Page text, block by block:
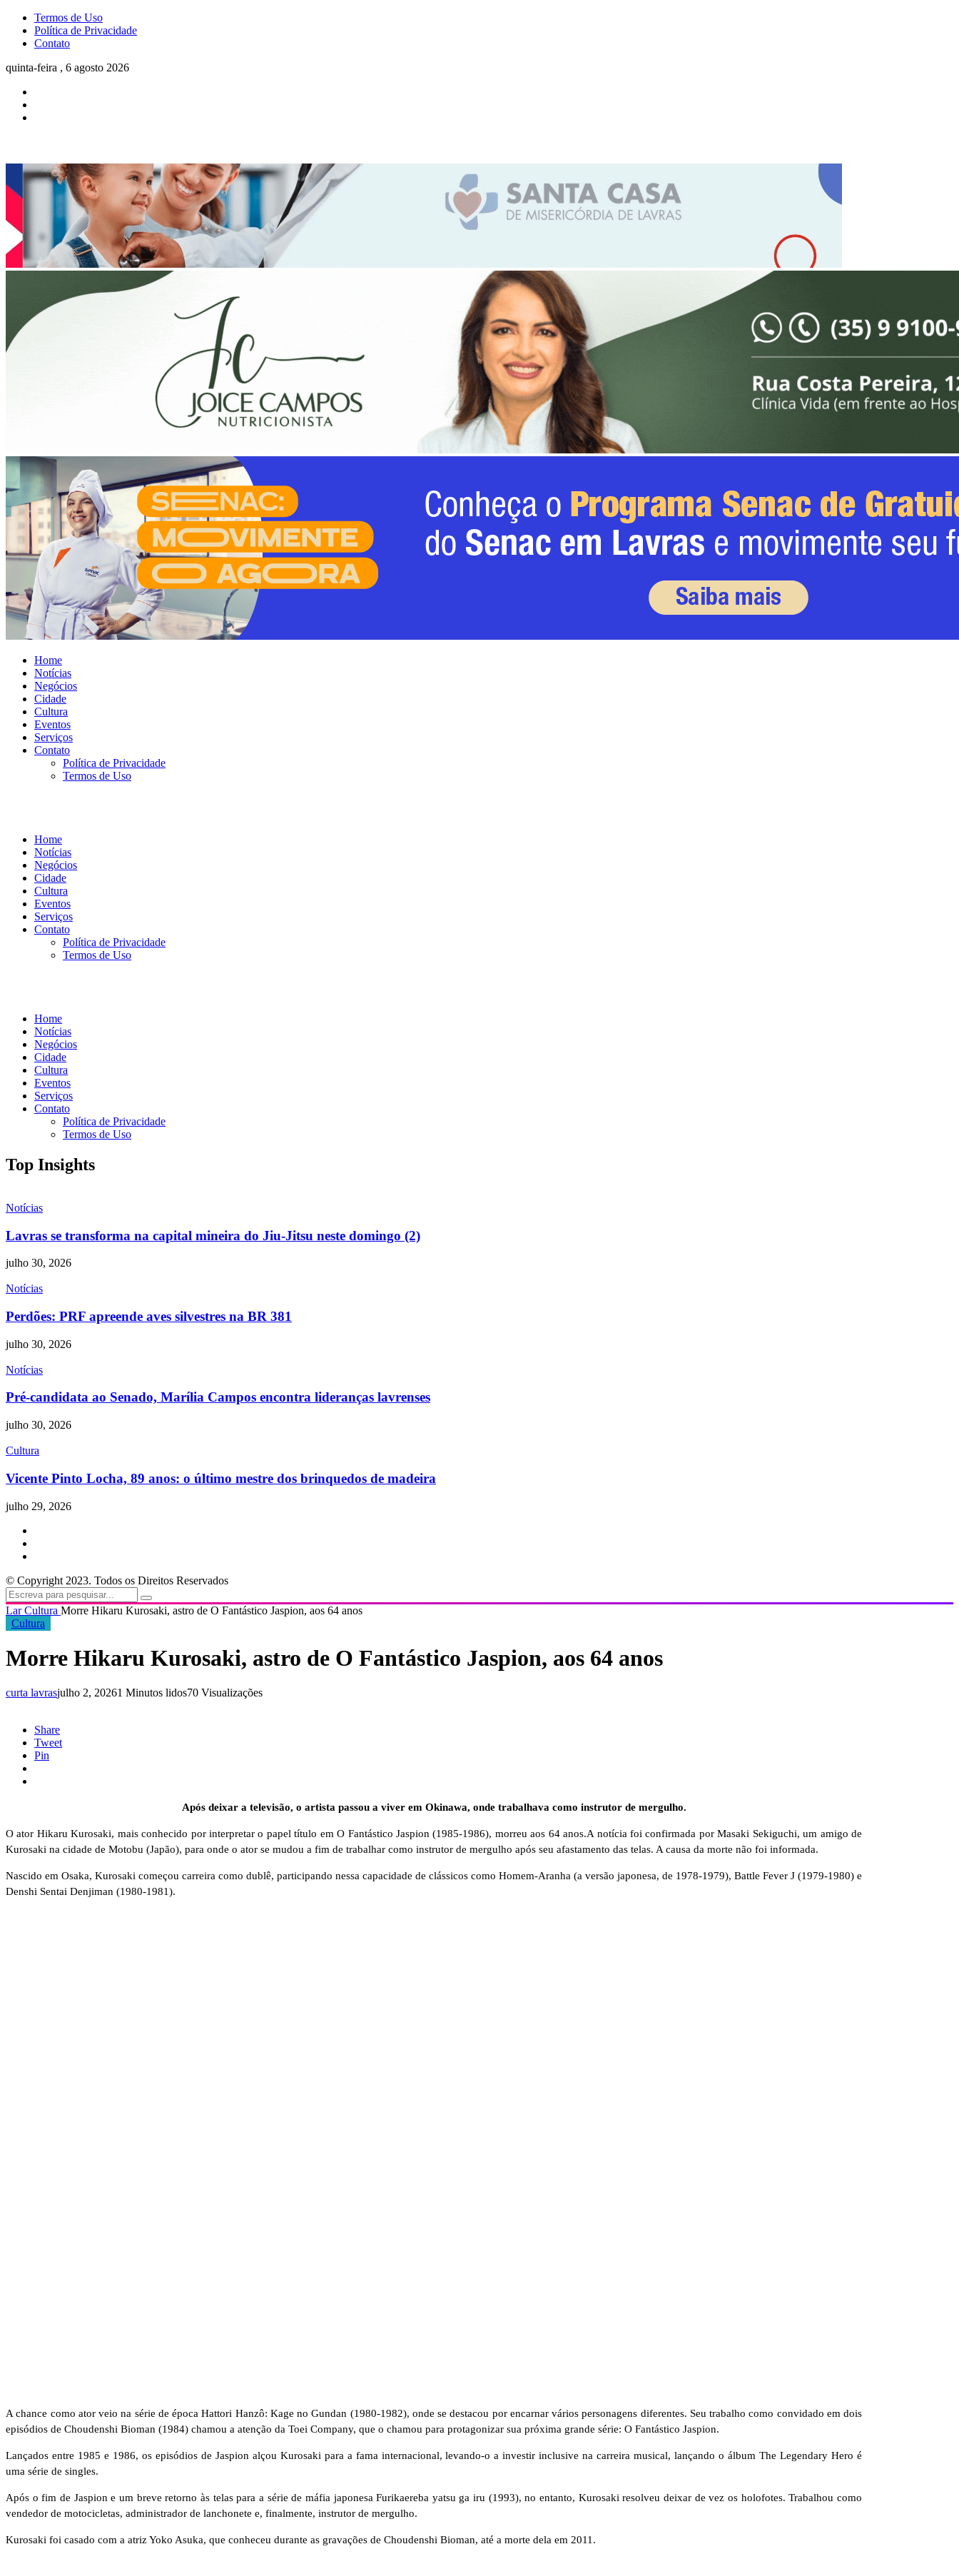
Termos de Uso
Política de Privacidade
Contato
quinta-feira , 6 agosto 2026
Home
Notícias
Negócios
Cidade
Cultura
Eventos
Serviços
Contato
Política de Privacidade
Termos de Uso
Home
Notícias
Negócios
Cidade
Cultura
Eventos
Serviços
Contato
Política de Privacidade
Termos de Uso
Home
Notícias
Negócios
Cidade
Cultura
Eventos
Serviços
Contato
Política de Privacidade
Termos de Uso
Top Insights
Notícias
Lavras se transforma na capital mineira do Jiu-Jitsu neste domingo (2)
julho 30, 2026
Notícias
Perdões: PRF apreende aves silvestres na BR 381
julho 30, 2026
Notícias
Pré-candidata ao Senado, Marília Campos encontra lideranças lavrenses
julho 30, 2026
Cultura
Vicente Pinto Locha, 89 anos: o último mestre dos brinquedos de madeira
julho 29, 2026
© Copyright 2023. Todos os Direitos Reservados
LarCultura Morre Hikaru Kurosaki, astro de O Fantástico Jaspion, aos 64 anos
Cultura
Morre Hikaru Kurosaki, astro de O Fantástico Jaspion, aos 64 anos
curta lavrasjulho 2, 20261 Minutos lidos70 Visualizações
Share
Tweet
Pin
Após deixar a televisão, o artista passou a viver em Okinawa, onde trabalhava como instrutor de mergulho.
O ator Hikaru Kurosaki, mais conhecido por interpretar o papel título em O Fantástico Jaspion (1985-1986), morreu aos 64 anos.A notícia foi confirmada por Masaki Sekiguchi, um amigo de
Kurosaki na cidade de Motobu (Japão), para onde o ator se mudou a fim de trabalhar como instrutor de mergulho após seu afastamento das telas. A causa da morte não foi informada.
Nascido em Osaka, Kurosaki começou carreira como dublê, participando nessa capacidade de clássicos como Homem-Aranha (a versão japonesa, de 1978-1979), Battle Fever J (1979-1980) e
Denshi Sentai Denjiman (1980-1981).
A chance como ator veio na série de época Hattori Hanzô: Kage no Gundan (1980-1982), onde se destacou por encarnar vários personagens diferentes. Seu trabalho como convidado em dois
episódios de Choudenshi Bioman (1984) chamou a atenção da Toei Company, que o chamou para protagonizar sua próxima grande série: O Fantástico Jaspion.
Lançados entre 1985 e 1986, os episódios de Jaspion alçou Kurosaki para a fama internacional, levando-o a investir inclusive na carreira musical, lançando o álbum The Legendary Hero é
uma série de singles.
Após o fim de Jaspion e um breve retorno às telas para a série de máfia japonesa Furikaereba yatsu ga iru (1993), no entanto, Kurosaki resolveu deixar de vez os holofotes. Trabalhou como
vendedor de motocicletas, administrador de lanchonete e, finalmente, instrutor de mergulho.
Kurosaki foi casado com a atriz Yoko Asuka, que conheceu durante as gravações de Choudenshi Bioman, até a morte dela em 2011.